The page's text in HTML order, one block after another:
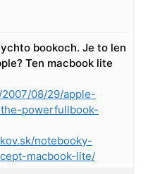
bookoch. Je to len
Ten macbook lite
08/29/apple-
powerfullbook-
notebooky-
macbook-lite/